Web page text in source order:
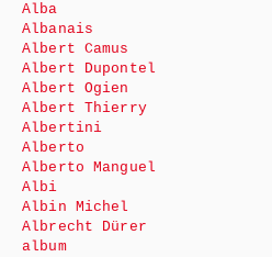
Alba
Albanais
Albert Camus
Albert Dupontel
Albert Ogien
Albert Thierry
Albertini
Alberto
Alberto Manguel
Albi
Albin Michel
Albrecht Dürer
album